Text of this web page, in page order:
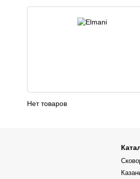
Нет товаров